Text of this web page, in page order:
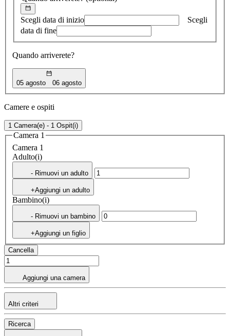
Scegli data di inizio
Scegli
data di fine
Quando arriverete?
05 agosto 06 agosto
Camere e ospiti
1 Camera(e) - 1 Ospit(i)
Camera 1
Camera 1
Adulto(i)
- Rimuovi un adulto
+Aggiungi un adulto
Bambino(i)
- Rimuovi un bambino
+Aggiungi un figlio
Cancella
Aggiungi una camera
Altri criteri
Ricerca